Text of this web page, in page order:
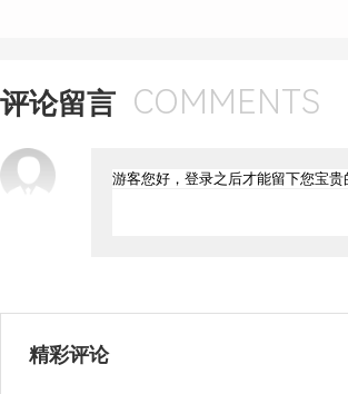
评论留言 COMMENTS
精彩评论